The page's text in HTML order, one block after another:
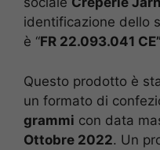
identificazione dello
è “FR 22.093.041
Questo prodotto è
un formato di
grammi con data
Ottobre 2022. Un